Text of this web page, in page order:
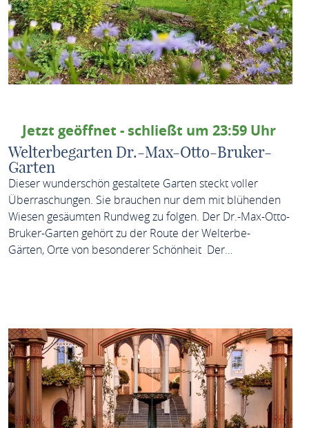
Jetzt geöffnet - schließt um 23:59 Uhr
Welterbegarten Dr.-Max-Otto-Bruker-
Garten
Dieser wunderschön gestaltete Garten steckt voller
Überraschungen. Sie brauchen nur dem mit blühenden
Wiesen gesäumten Rundweg zu folgen. Der Dr.-Max-Otto-
Bruker-Garten gehört zu der Route der Welterbe-
Gärten, Orte von besonderer Schönheit Der…